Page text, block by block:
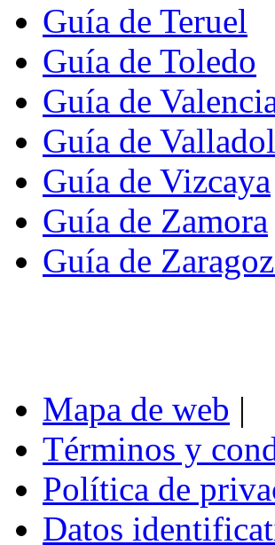
Guía de Teruel
Guía de Toledo
Guía de
Guía de
Guía de Vizcaya
Guía de Zamora
Guía de
Mapa de web |
Términos y
Política de
Datos